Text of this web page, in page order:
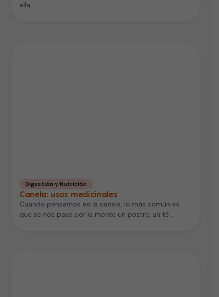
ella.…
Digestión y Nutrición
Canela: usos medicinales
Cuando pensamos en la canela, lo más común es
que se nos pase por la mente un postre, un té…